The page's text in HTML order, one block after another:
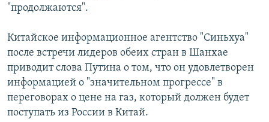
"продолжаются".
Китайское информационное агентство "Синьхуа"
после встречи лидеров обеих стран в Шанхае
приводит слова Путина о том, что он удовлетворен
информацией о "значительном прогрессе" в
переговорах о цене на газ, который должен будет
поступать из России в Китай.